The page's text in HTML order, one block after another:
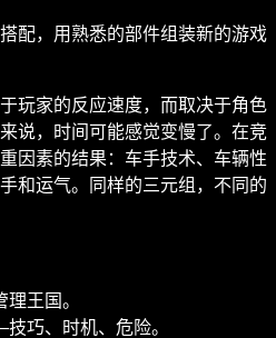
配，用熟悉的部件组装新的游戏
玩家的反应速度，而取决于角色
说，时间可能感觉变慢了。在竞
因素的结果：车手技术、车辆性
和运气。同样的三元组，不同的
王国。
巧、时机、危险。